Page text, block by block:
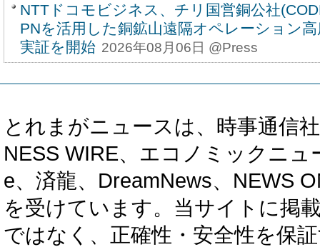
NTTドコモビジネス、チリ国営銅公社
PNを活用した銅鉱山遠隔オペレーション
実証を開始 2026年08月06日 @Press
とれまがニュースは、時事通信
NESS WIRE、エコノミックニ
e、済龍、DreamNews、NEWS
を受けています。当サイトに掲
ではなく、正確性・安全性を保